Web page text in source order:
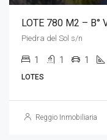
Piedra del Sol s/n
1 1 1
LOTES
Reggio Inmobiliaria